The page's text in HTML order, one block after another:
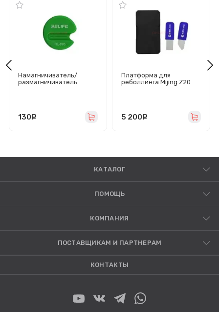
Намагничиватель/
размагничиватель
130
Платформа для
реболлинга Mijing Z20
5 200
КАТАЛОГ
ПОМОЩЬ
КОМПАНИЯ
ПОСТАВЩИКАМ И ПАРТНЕРАМ
КОНТАКТЫ